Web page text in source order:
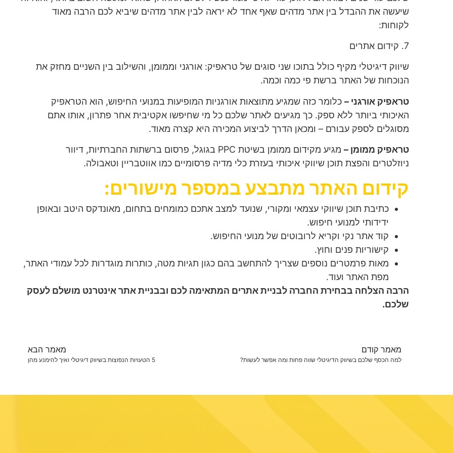
שיעשה את ההבדל בין אתר מדהים שאף אחד לא יראה לבין אתר מדהים שיביא לכם הרבה מאוד
לקוחות:
7. קידום אתרים
שיווק דיגיטלי מקיף כולל בתוכו שני סוגים של טראפיק: אורגני וממומן, והשילוב בין השניים מחזק את
הנוכחות של האתר ברשת פי כמה וכמה.
טראפיק אורגני – כלומר כזה שמגיע מתוצאות אורגניות המופיעות במנועי החיפוש, הוא הטראפיק
האיכותי ביותר ללא ספק. כך מגיעים לאתר שלכם כל מי שחיפשו אקטיבית אחר פתרון, אותו אתם
מסוגלים לספק עבורם – ומכאן הדרך לביצוע המכירה היא קצרה מאוד.
טראפיק ממומן – מגיע מקידום ממומן בשיטת PPC בגוגל , פרסום ברשתות החברתיות, דיוור
ניוזלטרים והפצת תוכן שיווקי איכותי בעזרת כלי מדיה פרסומיים כמו אווטבריין וטאבולה.
קידום האתר מתבצע במספר מישורים:
כתיבת תוכן שיווקי עצמאי ומקורי, שנועד למצב אתכם כמומחים בתחום, מאונדקס היטב ובאופן
ידידותי למנועי חיפוש.
קוד אתר נקי וקריא לרובוטים של מנועי החיפוש.
קישוריות פנים וחוץ.
מאות פרמטרים נוספים שצריך להתחשב בהם כגון תגיות מטה, כותרות מוגדרות לכל עמודי האתר,
מפת האתר ועוד.
הרבה הצלחה בבחירת החברה לבניית אתרים המתאימה לכם ובבניית אתר אינטרנט מושלם לעסק
שלכם.
מאמר קודם
למה הכסף שלכם בשיווק הדיגיטלי שווה פחות ומה אפשר לעשות?
מאמר הבא
5 הטעויות הנפוצות בשיווק דיגיטלי ואיך להימנע מהן